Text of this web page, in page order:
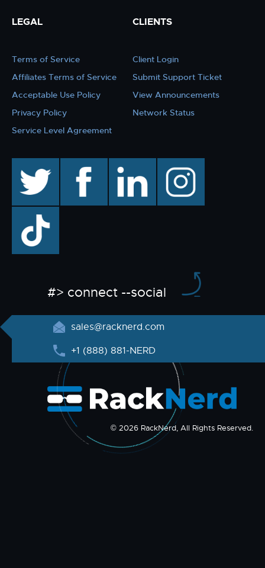
LEGAL
Terms of Service
Affiliates Terms of Service
Acceptable Use Policy
Privacy Policy
Service Level Agreement
CLIENTS
Client Login
Submit Support Ticket
View Announcements
Network Status
facebook linkedin instagram
TikTok
#> connect --social
sales@racknerd.com
+1 (888) 881-NERD
© 2026 RackNerd, All Rights Reserved.